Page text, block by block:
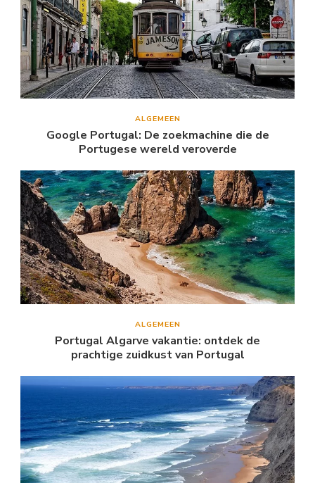
ALGEMEEN
Google Portugal: De zoekmachine die de
Portugese wereld veroverde
ALGEMEEN
Portugal Algarve vakantie: ontdek de
prachtige zuidkust van Portugal